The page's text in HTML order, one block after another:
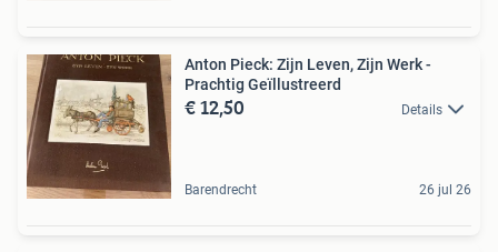
Anton Pieck: Zijn Leven, Zijn Werk -
Prachtig Geïllustreerd
€ 12,50 Details
Barendrecht 26 jul 26